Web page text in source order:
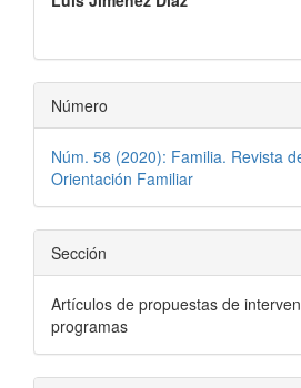
del
artículo
Número
Núm. 58 (2020): Familia. Revista
Orientación Familiar
Sección
Artículos de propuestas de
programas